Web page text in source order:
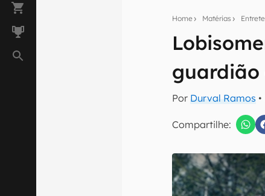
Home Matérias
guardião
Por Durval Ramos
Compartilhe:
Seu
Assine a